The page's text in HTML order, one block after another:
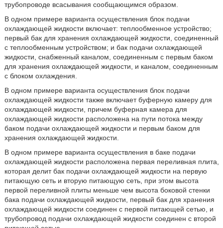
трубопроводе всасывания сообщающимся образом.
В одном примере варианта осуществления блок подачи
охлаждающей жидкости включает: теплообменное устройство;
первый бак для хранения охлаждающей жидкости, соединенный
с теплообменным устройством; и бак подачи охлаждающей
жидкости, снабженный каналом, соединенным с первым баком
для хранения охлаждающей жидкости, и каналом, соединенным
с блоком охлаждения.
В одном примере варианта осуществления блок подачи
охлаждающей жидкости также включает буферную камеру для
охлаждающей жидкости, причем буферная камера для
охлаждающей жидкости расположена на пути потока между
баком подачи охлаждающей жидкости и первым баком для
хранения охлаждающей жидкости.
В одном примере варианта осуществления в баке подачи
охлаждающей жидкости расположена первая переливная плита,
которая делит бак подачи охлаждающей жидкости на первую
питающую сеть и вторую питающую сеть, при этом высота
первой переливной плиты меньше чем высота боковой стенки
бака подачи охлаждающей жидкости, первый бак для хранения
охлаждающей жидкости соединен с первой питающей сетью, и
трубопровод подачи охлаждающей жидкости соединен с второй